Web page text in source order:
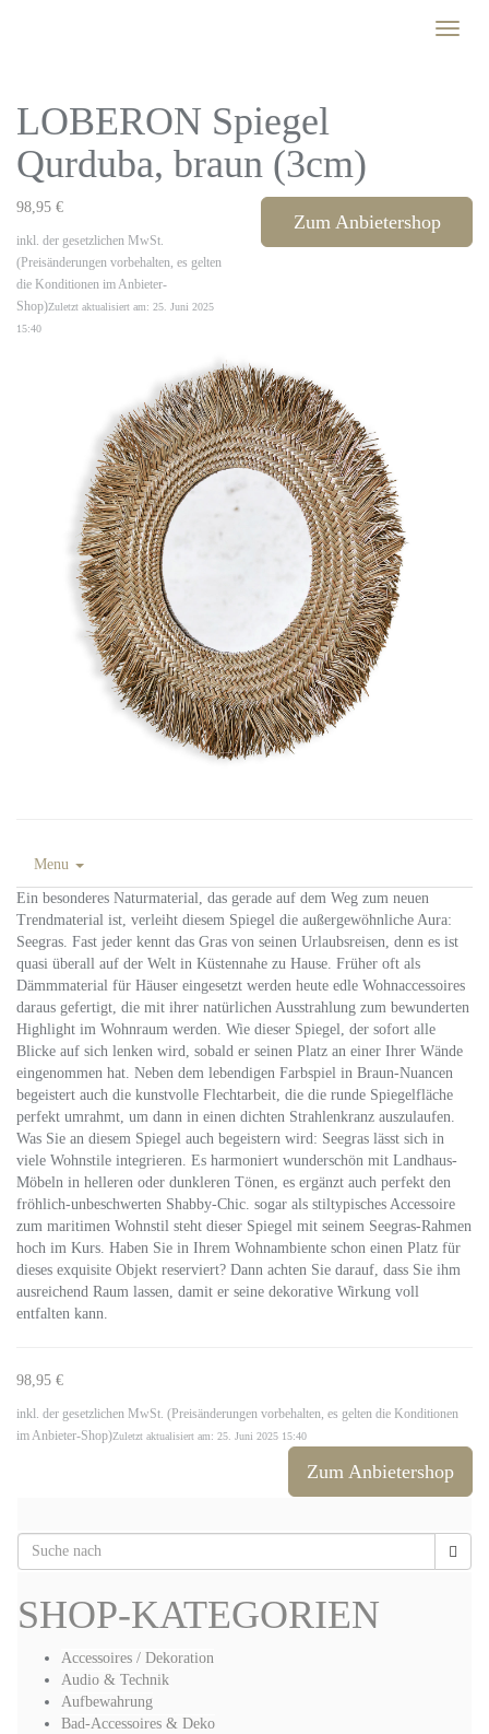
Toggle
LOBERON Spiegel
Qurduba, braun (3cm)
98,95 €
inkl. der gesetzlichen MwSt.
(Preisänderungen vorbehalten, es gelten
die Konditionen im Anbieter-
Shop)Zuletzt aktualisiert am: 25. Juni 2025
15:40
Zum Anbietershop
Menu
Ein besonderes Naturmaterial, das gerade auf dem Weg zum neuen
Trendmaterial ist, verleiht diesem Spiegel die außergewöhnliche Aura:
Seegras. Fast jeder kennt das Gras von seinen Urlaubsreisen, denn es ist
quasi überall auf der Welt in Küstennahe zu Hause. Früher oft als
Dämmmaterial für Häuser eingesetzt werden heute edle Wohnaccessoires
daraus gefertigt, die mit ihrer natürlichen Ausstrahlung zum bewunderten
Highlight im Wohnraum werden. Wie dieser Spiegel, der sofort alle
Blicke auf sich lenken wird, sobald er seinen Platz an einer Ihrer Wände
eingenommen hat. Neben dem lebendigen Farbspiel in Braun-Nuancen
begeistert auch die kunstvolle Flechtarbeit, die die runde Spiegelfläche
perfekt umrahmt, um dann in einen dichten Strahlenkranz auszulaufen.
Was Sie an diesem Spiegel auch begeistern wird: Seegras lässt sich in
viele Wohnstile integrieren. Es harmoniert wunderschön mit Landhaus-
Möbeln in helleren oder dunkleren Tönen, es ergänzt auch perfekt den
fröhlich-unbeschwerten Shabby-Chic. sogar als stiltypisches Accessoire
zum maritimen Wohnstil steht dieser Spiegel mit seinem Seegras-Rahmen
hoch im Kurs. Haben Sie in Ihrem Wohnambiente schon einen Platz für
dieses exquisite Objekt reserviert? Dann achten Sie darauf, dass Sie ihm
ausreichend Raum lassen, damit er seine dekorative Wirkung voll
entfalten kann.
98,95 €
inkl. der gesetzlichen MwSt. (Preisänderungen vorbehalten, es gelten die Konditionen
im Anbieter-Shop)Zuletzt aktualisiert am: 25. Juni 2025 15:40
Zum Anbietershop
SHOP-KATEGORIEN
Accessoires / Dekoration
Audio & Technik
Aufbewahrung
Bad-Accessoires & Deko